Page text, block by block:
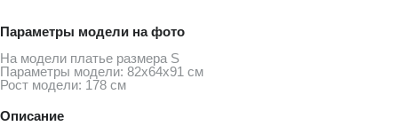
Параметры модели на фото
На модели платье размера S
Параметры модели: 82х64х91 см
Рост модели: 178 см
Описание